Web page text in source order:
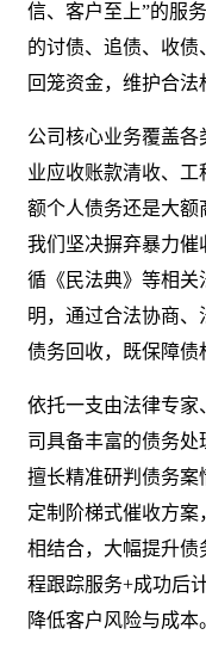
信、客户至上”的服
的讨债、追债、收
回笼资金，维护合法
公司核心业务覆盖
业应收账款清收、
额个人债务还是大额
我们坚决摒弃暴力催
循《民法典》等相关
明，通过合法协商
债务回收，既保障债
依托一支由法律专家
司具备丰富的债务处
擅长精准研判债务案
定制阶梯式催收方
相结合，大幅提升债
程跟踪服务+成功后
降低客户风险与成本